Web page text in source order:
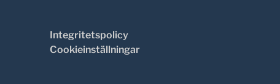
Integritetspolicy
Cookieinställningar